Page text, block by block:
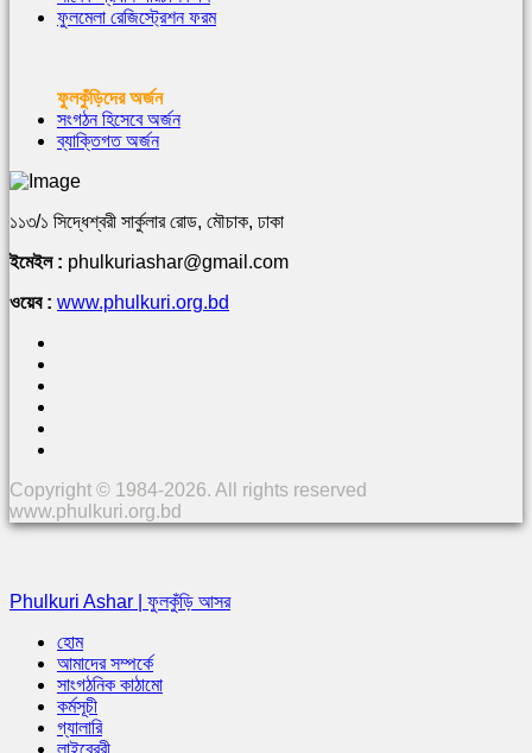
ফুলমেলা রেজিস্ট্রেশন ফরম
ফুলকুঁড়িদের অর্জন
সংগঠন হিসেবে অর্জন
ব্যাক্তিগত অর্জন
১১৩/১ সিদ্ধেশ্বরী সার্কুলার রোড, মৌচাক, ঢাকা
ইমেইল : phulkuriashar@gmail.com
ওয়েব : www.phulkuri.org.bd
Copyright © 1984-2026. All rights reserved
www.phulkuri.org.bd
Phulkuri Ashar | ফুলকুঁড়ি আসর
হোম
আমাদের সম্পর্কে
সাংগঠনিক কাঠামো
কর্মসূচী
গ্যালারি